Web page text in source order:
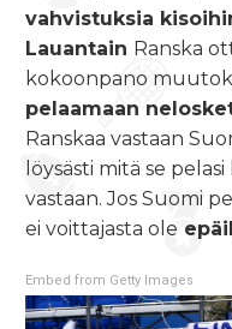
vahvistuksia
Lauantain Ranska
kokoonpano
pelaamaan
Ranskaa vastaan
löysästi mitä se
vastaan. Jos Suomi
ei voittajasta ole
Embed from Getty Images